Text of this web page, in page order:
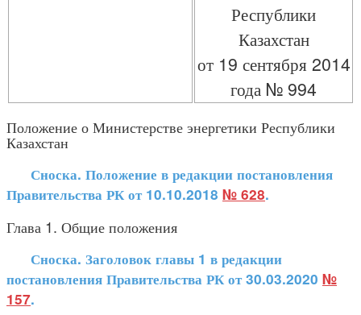
Республики
Казахстан
от 19 сентября 2014
года № 994
Положение о Министерстве энергетики Республики
Казахстан
Сноска. Положение в редакции постановления
Правительства РК от 10.10.2018 № 628.
Глава 1. Общие положения
Сноска. Заголовок главы 1 в редакции
постановления Правительства РК от 30.03.2020 №
157.